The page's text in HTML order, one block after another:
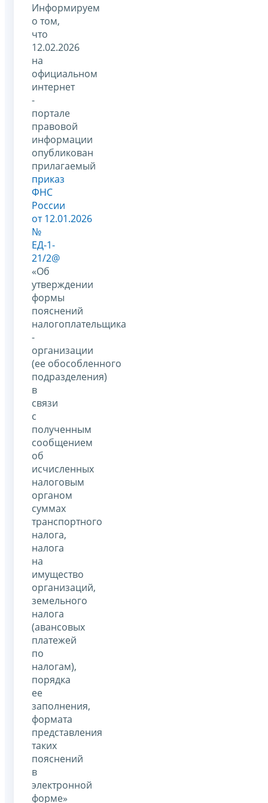
Информируем
о том,
что
12.02.2026
на
официальном
интернет
-
портале
правовой
информации
опубликован
прилагаемый
приказ
ФНС
России
от 12.01.2026
№
ЕД-1-
21/2@
«Об
утверждении
формы
пояснений
налогоплательщика
-
организации
(ее обособленного
подразделения)
в
связи
с
полученным
сообщением
об
исчисленных
налоговым
органом
суммах
транспортного
налога,
налога
на
имущество
организаций,
земельного
налога
(авансовых
платежей
по
налогам),
порядка
ее
заполнения,
формата
представления
таких
пояснений
в
электронной
форме»